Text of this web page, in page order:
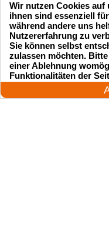
Startseite
24 Stunden am Tag
Wir nutzen Cookies auf
ihnen sind essenziell
während andere uns
Nutzererfahrung zu
Sie können selbst
zulassen möchten.
einer Ablehnung
Funktionalitäten der